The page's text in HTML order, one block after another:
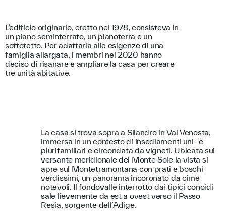
L’edificio originario, eretto nel 1978, consisteva in
un piano seminterrato, un pianoterra e un
sottotetto. Per adattarla alle esigenze di una
famiglia allargata, i membri nel 2020 hanno
deciso di risanare e ampliare la casa per creare
tre unità abitative.
La casa si trova sopra a Silandro in Val Venosta,
immersa in un contesto di insediamenti uni- e
plurifamiliari e circondata da vigneti. Ubicata sul
versante meridionale del Monte Sole la vista si
apre sul Montetramontana con prati e boschi
verdissimi, un panorama incoronato da cime
notevoli. Il fondovalle interrotto dai tipici conoidi
sale lievemente da est a ovest verso il Passo
Resia, sorgente dell’Adige.